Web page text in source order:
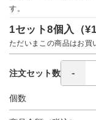
す。
1セット8個入（
ただいまこの商品はお買
注文セット数
個数